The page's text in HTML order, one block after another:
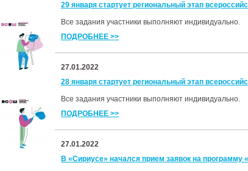
29 января стартует региональный этап
Все задания участники выполняют индивидуально.
ПОДРОБНЕЕ >>
27.01.2022
28 января стартует региональный этап
Все задания участники выполняют индивидуально.
ПОДРОБНЕЕ >>
27.01.2022
В «Сириусе» начался прием заявок на